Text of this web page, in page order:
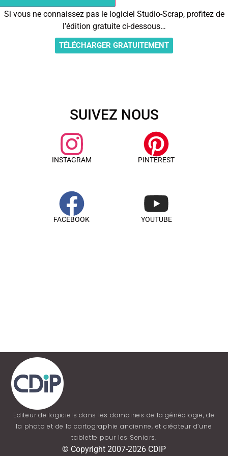
Si vous ne connaissez pas le logiciel Studio-Scrap, profitez de
l’édition gratuite ci-dessous…
TÉLÉCHARGER GRATUITEMENT
SUIVEZ NOUS
INSTAGRAM
FACEBOOK
PINTEREST
YOUTUBE
Editeur de logiciels dans les domaines de la généalogie, de
la photo et de la cartographie ancienne, et créateur d’une
tablette pour les Seniors.
© Copyright 2007-2026 CDIP